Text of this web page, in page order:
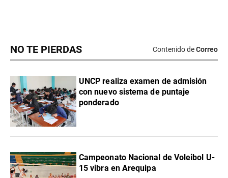
NO TE PIERDAS Contenido deCorreo
UNCP realiza examen de admisión
con nuevo sistema de puntaje
ponderado
Campeonato Nacional de Voleibol U-
15 vibra en Arequipa